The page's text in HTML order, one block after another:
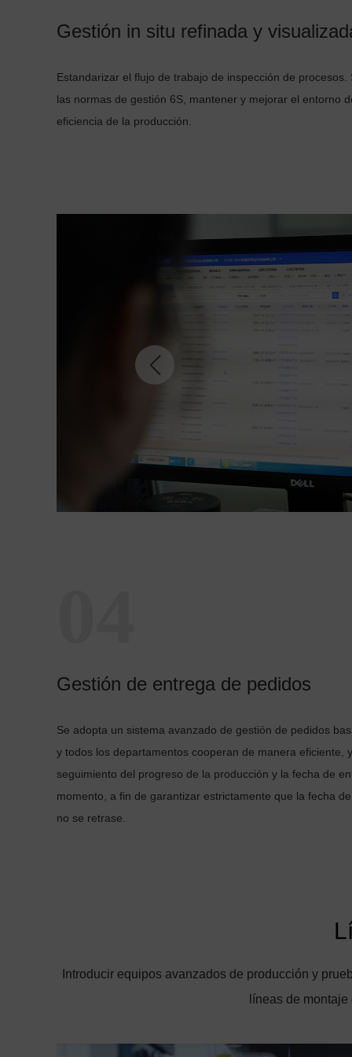
Gestión in situ refinada y
Estandarizar el flujo de trabajo de inspección de procesos.
las normas de gestión 6S, mantener y mejorar el entorno
eficiencia de la producción.
Gestión de entrega de pedidos
Se adopta un sistema avanzado de gestión de pedidos
y todos los departamentos cooperan de manera eficiente,
seguimiento del progreso de la producción y la fecha de
momento, a fin de garantizar estrictamente que la fecha
no se retrase.
Introducir equipos avanzados de producción y
líneas de